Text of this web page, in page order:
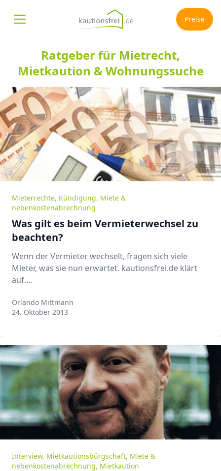
Menü öffnen Preise
Ratgeber für Mietrecht,
Mietkaution & Wohnungssuche
Mieterrechte, Kündigung, Miete &
nebenkostenabrechnung
Was gilt es beim Vermieterwechsel zu
beachten?
Wenn der Vermieter wechselt, fragen sich viele
Mieter, was sie nun erwartet. kautionsfrei.de klärt
auf....
Orlando Mittmann
Orlando Mittmann
24. Oktober 2013
Interview, Mietkautionsbürgschaft, Miete &
nebenkostenabrechnung, Mietkaution